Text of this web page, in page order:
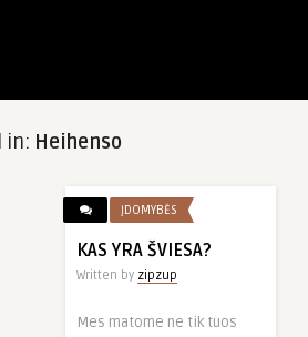
in: Heihenso
ĮDOMYBĖS
KAS YRA ŠVIESA?
Written by zipzup
Mes matome ne tik tuos